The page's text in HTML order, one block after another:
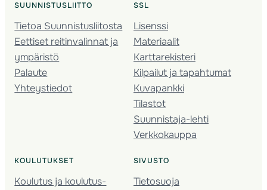
SUUNNISTUSLIITTO
Tietoa Suunnistusliitosta
Eettiset reitinvalinnat ja
ympäristö
Palaute
Yhteystiedot
SSL
Lisenssi
Materiaalit
Karttarekisteri
Kilpailut ja tapahtumat
Kuvapankki
Tilastot
Suunnistaja-lehti
Verkkokauppa
KOULUTUKSET
Koulutus ja koulutus­
SIVUSTO
Tietosuoja